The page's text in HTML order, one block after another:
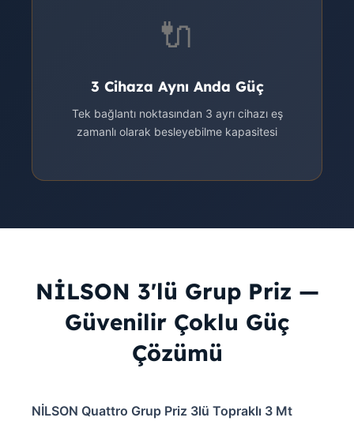
🔌
3 Cihaza Aynı Anda Güç
Tek bağlantı noktasından 3 ayrı cihazı eş
zamanlı olarak besleyebilme kapasitesi
NİLSON 3'lü Grup Priz —
Güvenilir Çoklu Güç
Çözümü
NİLSON Quattro Grup Priz 3lü Topraklı 3 Mt